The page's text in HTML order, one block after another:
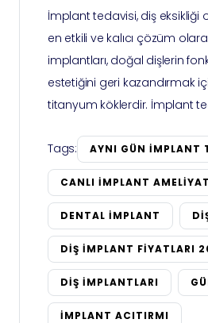
İmplant tedavisi, diş eksikliği
en etkili ve kalıcı çözüm
implantları, doğal dişlerin
estetiğini geri kazandırmak
titanyum köklerdir. İmplant
Tags: AYNI GÜN IMPLANT
CANLI IMPLANT
DENTAL IMPLANT
DIŞ IMPLANT FIYATLARI
DIŞ IMPLANTLARI
IMPLANT ACITIRMI